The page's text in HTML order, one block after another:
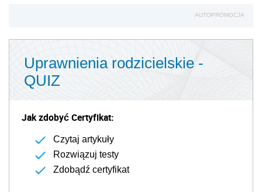
AUTOPROMOCJA
Uprawnienia rodzicielskie -
QUIZ
Jak zdobyć Certyfikat:
Czytaj artykuły
Rozwiązuj testy
Zdobądź certyfikat